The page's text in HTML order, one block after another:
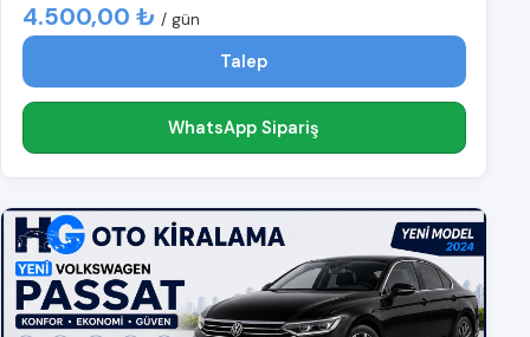
4.500,00 ₺ / gün
Talep
WhatsApp Sipariş